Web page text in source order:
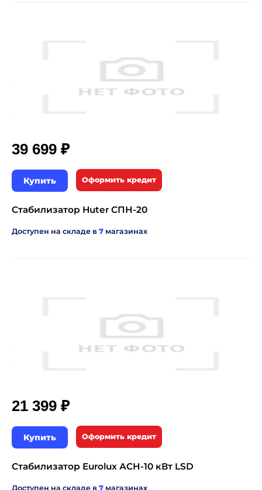
39 699 ₽
Купить Оформить кредит
Стабилизатор Huter СПН-20
Доступен на складе в 7 магазинах
21 399 ₽
Купить Оформить кредит
Стабилизатор Eurolux АСН-10 кВт LSD
Доступен на складе в 7 магазинах